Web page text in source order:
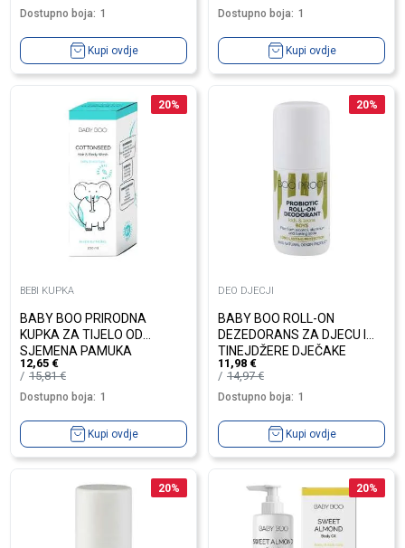
Dostupno boja: 1
Kupi ovdje
Dostupno boja: 1
Kupi ovdje
20%
BEBI KUPKA
BABY BOO PRIRODNA
KUPKA ZA TIJELO OD
SJEMENA PAMUKA
12,65 €
15,81€
Dostupno boja: 1
Kupi ovdje
20%
DEO DJECJI
BABY BOO ROLL-ON
DEZEDORANS ZA DJECU I
TINEJDŽERE DJEČAKE
11,98 €
14,97€
Dostupno boja: 1
Kupi ovdje
20% 20%